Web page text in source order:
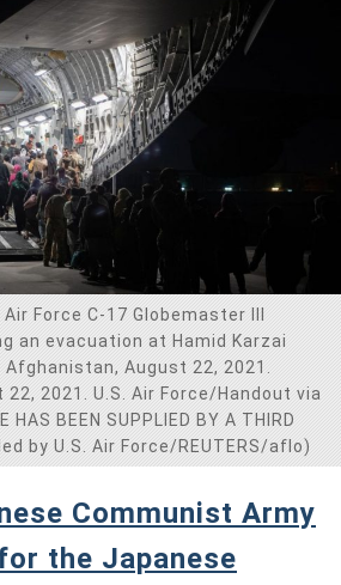
Force C-17 Globemaster III
an evacuation at Hamid Karzai
August 22, 2021.
2021. U.S. Air Force/Handout via
HAS BEEN SUPPLIED BY A THIRD
by U.S. Air Force/REUTERS/aflo)
Communist Army
the Japanese